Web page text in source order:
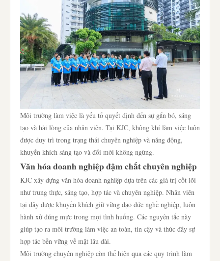
Môi trường làm việc là yếu tố quyết định đến sự gắn bó, sáng
tạo và hài lòng của nhân viên. Tại KJC, không khí làm việc luôn
được duy trì trong trạng thái chuyên nghiệp và năng động,
khuyến khích sáng tạo và đổi mới không ngừng.
Văn hóa doanh nghiệp đậm chất chuyên nghiệp
KJC xây dựng văn hóa doanh nghiệp dựa trên các giá trị cốt lõi
như trung thực, sáng tạo, hợp tác và chuyên nghiệp. Nhân viên
tại đây được khuyến khích giữ vững đạo đức nghề nghiệp, luôn
hành xử đúng mực trong mọi tình huống. Các nguyên tắc này
giúp tạo ra môi trường làm việc an toàn, tin cậy và thúc đẩy sự
hợp tác bền vững về mặt lâu dài.
Môi trường chuyên nghiệp còn thể hiện qua các quy trình làm